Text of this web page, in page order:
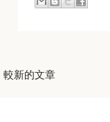
較新的文章